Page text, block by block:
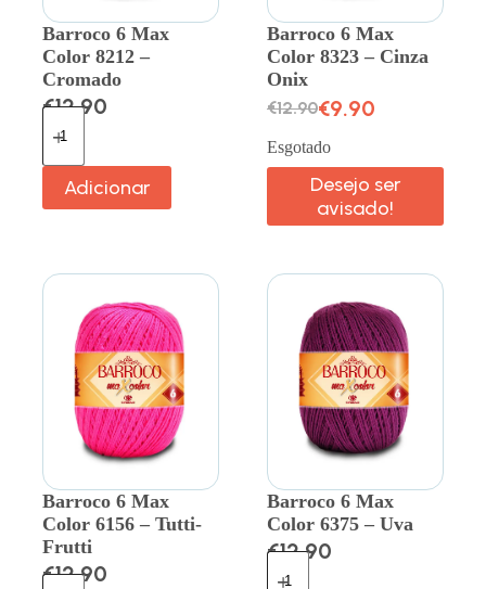
Barroco 6 Max
Color 8212 –
Cromado
€12.90
Adicionar
Barroco 6 Max
Color 8323 – Cinza
Onix
€12.90€9.90
Esgotado
Desejo ser
avisado!
Barroco 6 Max
Color 6156 – Tutti-
Frutti
€12.90
Barroco 6 Max
Color 6375 – Uva
€12.90